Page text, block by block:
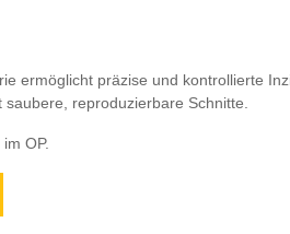
ermöglicht präzise und kontrollierte
reproduzierbare Schnitte.
OP.